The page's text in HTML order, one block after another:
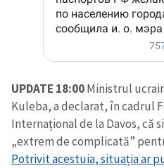
UPDATE 18:00Ministrul
Kuleba, a declarat, în cadrul
Internațional de la Davos, că
„extrem de complicată”
Potrivit acestuia, situația ar